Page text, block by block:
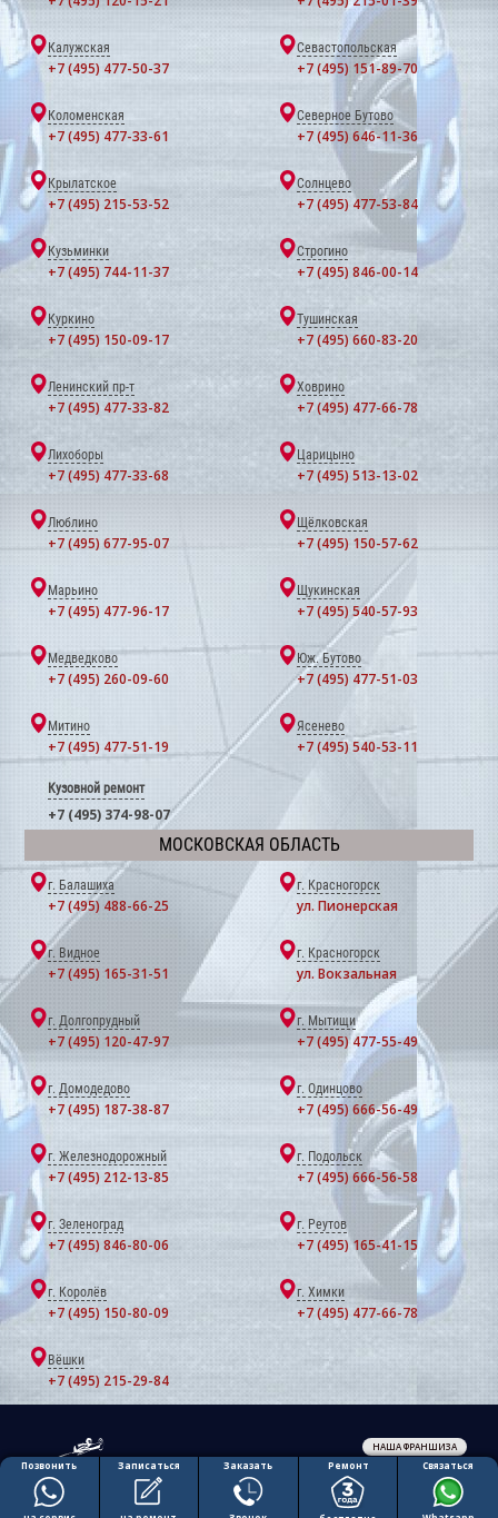
Калужская
+7 (495) 477-50-37
Севастопольская
+7 (495) 151-89-70
Коломенская
+7 (495) 477-33-61
Северное Бутово
+7 (495) 646-11-36
Крылатское
+7 (495) 215-53-52
Солнцево
+7 (495) 477-53-84
Кузьминки
+7 (495) 744-11-37
Строгино
+7 (495) 846-00-14
Куркино
+7 (495) 150-09-17
Тушинская
+7 (495) 660-83-20
Ленинский пр-т
+7 (495) 477-33-82
Ховрино
+7 (495) 477-66-78
Лихоборы
+7 (495) 477-33-68
Царицыно
+7 (495) 513-13-02
Люблино
+7 (495) 677-95-07
Щёлковская
+7 (495) 150-57-62
Марьино
+7 (495) 477-96-17
Щукинская
+7 (495) 540-57-93
Медведково
+7 (495) 260-09-60
Юж. Бутово
+7 (495) 477-51-03
Митино
+7 (495) 477-51-19
Ясенево
+7 (495) 540-53-11
Кузовной ремонт
+7 (495) 374-98-07
МОСКОВСКАЯ ОБЛАСТЬ
г. Балашиха
+7 (495) 488-66-25
г. Красногорск
ул. Пионерская
г. Видное
+7 (495) 165-31-51
г. Красногорск
ул. Вокзальная
г. Долгопрудный
+7 (495) 120-47-97
г. Мытищи
+7 (495) 477-55-49
г. Домодедово
+7 (495) 187-38-87
г. Одинцово
+7 (495) 666-56-49
г. Железнодорожный
+7 (495) 212-13-85
г. Подольск
+7 (495) 666-56-58
г. Зеленоград
+7 (495) 846-80-06
г. Реутов
+7 (495) 165-41-15
г. Королёв
+7 (495) 150-80-09
г. Химки
+7 (495) 477-66-78
Вёшки
+7 (495) 215-29-84
НАША ФРАНШИЗА
Обработка персональных данных
Политика конфиденциальности
Полезная информация
Позвонить Записаться Заказать Ремонт Связаться